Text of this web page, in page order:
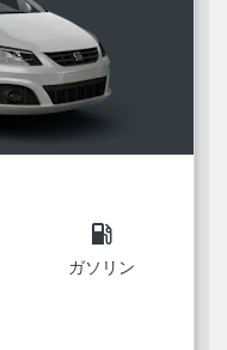
local_gas_station
ガソリン